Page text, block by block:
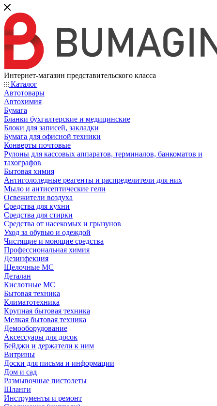
Интернет-магазин представительского класса
Каталог
Автотовары
Автохимия
Бумага
Бланки бухгалтерские и медицинские
Блоки для записей, закладки
Бумага для офисной техники
Конверты почтовые
Рулоны для кассовых аппаратов, терминалов, банкоматов и
тахографов
Бытовая химия
Антигололедные реагенты и распределители для них
Мыло и антисептические гели
Освежители воздуха
Средства для кухни
Средства для стирки
Средства от насекомых и грызунов
Уход за обувью и одеждой
Чистящие и моющие средства
Профессиональная химия
Дезинфекция
Щелочные МС
Деталан
Кислотные МС
Бытовая техника
Климатотехника
Крупная бытовая техника
Мелкая бытовая техника
Демооборудование
Аксессуары для досок
Бейджи и держатели к ним
Витрины
Доски для письма и информации
Дом и сад
Размывочные пистолеты
Шланги
Инструменты и ремонт